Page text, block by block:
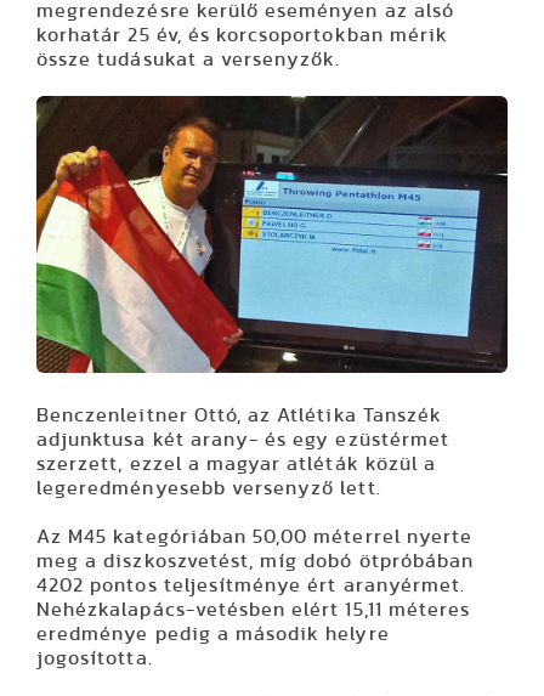
megrendezésre kerülő eseményen az alsó
korhatár 25 év, és korcsoportokban mérik
össze tudásukat a versenyzők.
Benczenleitner Ottó, az Atlétika Tanszék
adjunktusa két arany- és egy ezüstérmet
szerzett, ezzel a magyar atléták közül a
legeredményesebb versenyző lett.
Az M45 kategóriában 50,00 méterrel nyerte
meg a diszkoszvetést, míg dobó ötpróbában
4202 pontos teljesítménye ért aranyérmet.
Nehézkalapács-vetésben elért 15,11 méteres
eredménye pedig a második helyre
jogosította.